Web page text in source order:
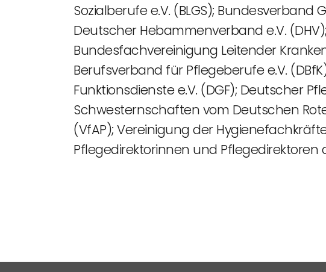
Sozialberufe e.V. (BLGS);
Deutscher Hebammenverband e.V.
Bundesfachvereinigung Leitender
Berufsverband für Pflegeberufe e.V.
Funktionsdienste e.V. (DGF); Deutscher
Schwesternschaften vom Deutschen
(VfAP); Vereinigung der
Pflegedirektorinnen und Pflegedirektoren